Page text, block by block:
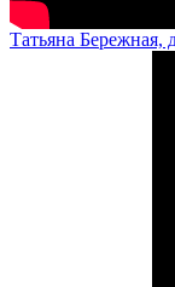
Татьяна Бережная,